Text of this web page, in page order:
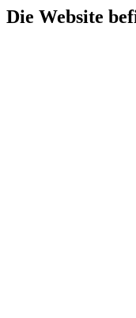
Die Website